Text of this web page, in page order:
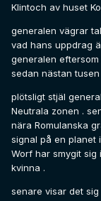
Klintoch av huset
generalen vägrar
vad hans uppdrag
generalen
sedan nästan
plötsligt stjäl
Neutrala zonen .
nära Romulanska
signal på en planet
Worf har smygit
kvinna .
senare visar det